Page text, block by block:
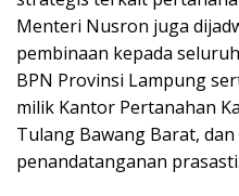
Menteri Nusron juga
pembinaan kepada
BPN Provinsi Lampung
milik Kantor Pertanahan
Tulang Bawang Barat,
penandatanganan